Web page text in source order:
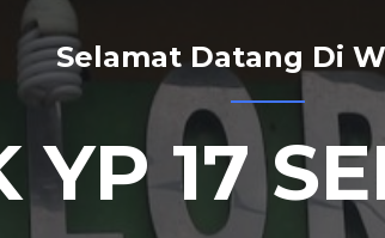
Selamat Datang Di
YP 17